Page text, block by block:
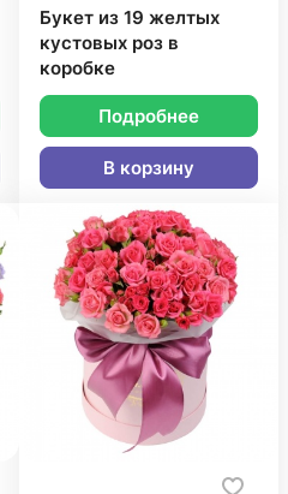
Букет из 19 желтых
кустовых роз в
коробке
Подробнее
В корзину